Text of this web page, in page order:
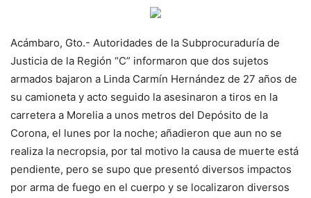
Acámbaro, Gto.- Autoridades de la Subprocuraduría de
Justicia de la Región “C” informaron que dos sujetos
armados bajaron a Linda Carmín Hernández de 27 años de
su camioneta y acto seguido la asesinaron a tiros en la
carretera a Morelia a unos metros del Depósito de la
Corona, el lunes por la noche; añadieron que aun no se
realiza la necropsia, por tal motivo la causa de muerte está
pendiente, pero se supo que presentó diversos impactos
por arma de fuego en el cuerpo y se localizaron diversos